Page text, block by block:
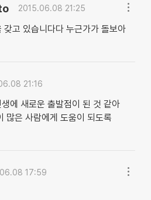
2015.06.08 21:25
갖고 있습니다다 누근가가 돌보아
21:16
에 새로운 출발점이 된 것 같아
많은 사람에게 도움이 되도록
17:59